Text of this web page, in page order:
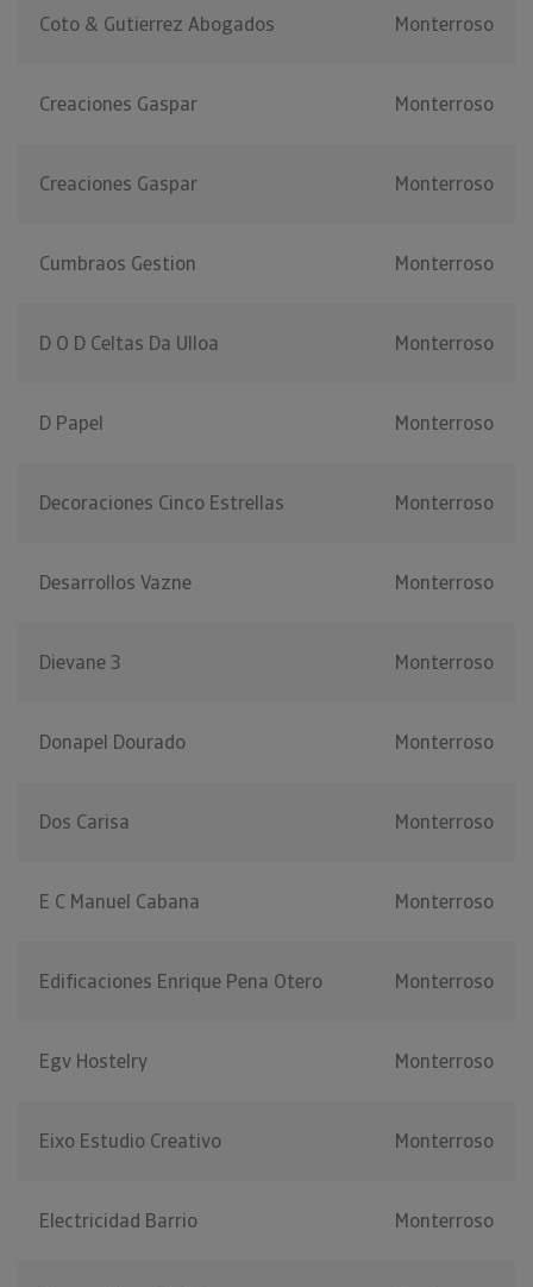
Coto & Gutierrez Abogados Monterroso
Creaciones Gaspar Monterroso
Creaciones Gaspar Monterroso
Cumbraos Gestion Monterroso
D O D Celtas Da Ulloa Monterroso
D Papel Monterroso
Decoraciones Cinco Estrellas Monterroso
Desarrollos Vazne Monterroso
Dievane 3 Monterroso
Donapel Dourado Monterroso
Dos Carisa Monterroso
E C Manuel Cabana Monterroso
Edificaciones Enrique Pena Otero Monterroso
Egv Hostelry Monterroso
Eixo Estudio Creativo Monterroso
Electricidad Barrio Monterroso